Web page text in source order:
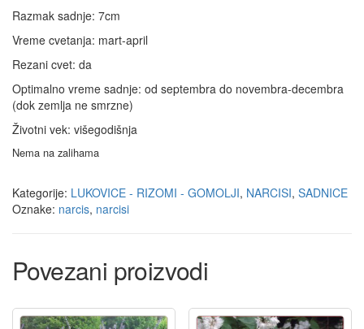
Razmak sadnje: 7cm
Vreme cvetanja: mart-april
Rezani cvet: da
Optimalno vreme sadnje: od septembra do novembra-decembra
(dok zemlja ne smrzne)
Životni vek: višegodišnja
Nema na zalihama
Kategorije: LUKOVICE - RIZOMI - GOMOLJI, NARCISI, SADNICE
Oznake: narcis, narcisi
Povezani proizvodi